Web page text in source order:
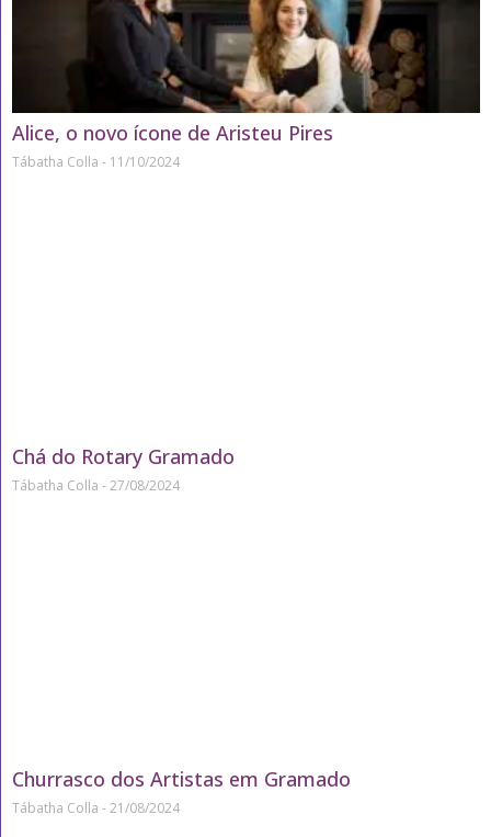
Alice, o novo ícone de Aristeu Pires
Tábatha Colla 11/10/2024
Chá do Rotary Gramado
Tábatha Colla 27/08/2024
Churrasco dos Artistas em Gramado
Tábatha Colla 21/08/2024